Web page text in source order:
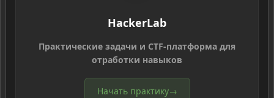
HackerLab
Практические задачи и CTF-платформа для
отработки навыков
Начать практику→